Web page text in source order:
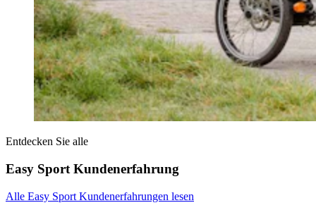
Entdecken Sie alle
Easy Sport Kundenerfahrung
Alle Easy Sport Kundenerfahrungen lesen